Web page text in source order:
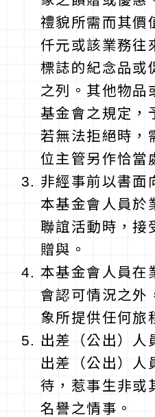
禮貌所需而其價
仟元或該業務往
標誌的紀念品或
之列。其他物品
基金會之規定，
若無法拒絕時，
位主管另作恰當
非經事前以書面
本基金會人員於
聯誼活動時，接
贈與。
本基金會人員在
會認可情況之外
象所提供任何旅
出差（公出）人
出差（公出）人
待，惹事生非或
名譽之情事。